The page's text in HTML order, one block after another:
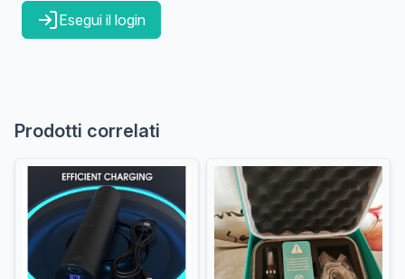
Esegui il login
Prodotti correlati